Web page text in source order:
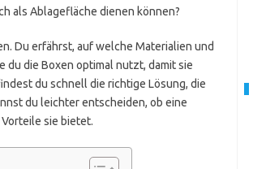
als Ablagefläche dienen können?
Du erfährst, auf welche Materialien und
du die Boxen optimal nutzt, damit sie
du schnell die richtige Lösung, die
du leichter entscheiden, ob eine
sie bietet.